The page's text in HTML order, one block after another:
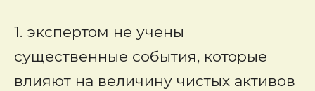
1. экспертом не учены
существенные события, которые
влияют на величину чистых активов